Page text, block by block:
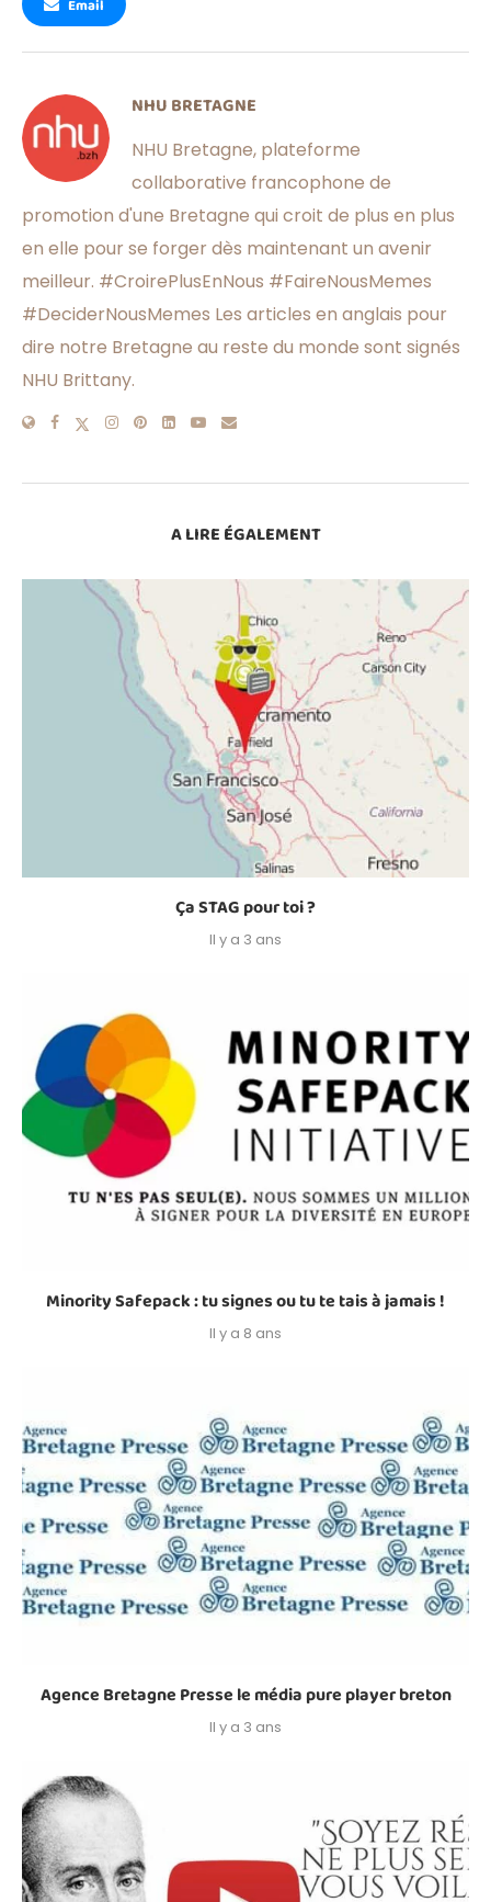
Email
NHU BRETAGNE
NHU Bretagne, plateforme
collaborative francophone de
promotion d'une Bretagne qui croit de plus en plus
en elle pour se forger dès maintenant un avenir
meilleur. #CroirePlusEnNous #FaireNousMemes
#DeciderNousMemes Les articles en anglais pour
dire notre Bretagne au reste du monde sont signés
NHU Brittany.
A LIRE ÉGALEMENT
Ça STAG pour toi ?
Il y a 3 ans
Minority Safepack : tu signes ou tu te tais à jamais !
Il y a 8 ans
Agence Bretagne Presse le média pure player breton
Il y a 3 ans